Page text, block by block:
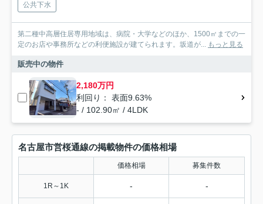
公共下水
第二種中高層住居専用地域は、病院・大学などのほか、1500㎡までの一
定のお店や事務所などの利便施設が建てられます。坂道が... もっと見る
販売中の物件
2,180万円
利回り： 表面9.63%
- / 102.90㎡ / 4LDK
名古屋市営桜通線の掲載物件の価格相場
価格相場 募集件数
1R～1K - -